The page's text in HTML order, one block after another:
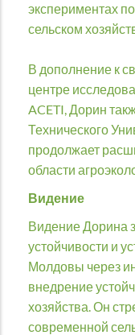
экспериментах
сельском
В дополнение к
центре
ACETI, Дорин
Технического
продолжает
области
Видение
Видение Дорина
устойчивости и
Молдовы через
внедрение
хозяйства. Он
современной